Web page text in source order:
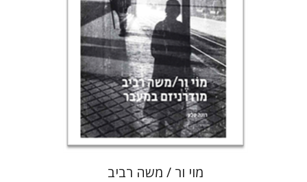
הנחת אתר ספר מודפס
$89
$80
מוי ור / משה רביב